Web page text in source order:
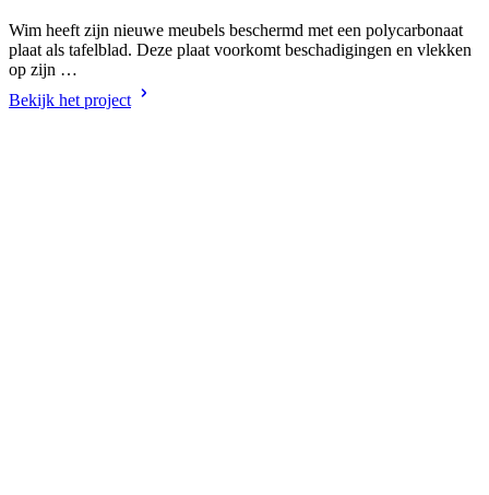
Wim heeft zijn nieuwe meubels beschermd met een polycarbonaat
plaat als tafelblad. Deze plaat voorkomt beschadigingen en vlekken
op zijn …
Bekijk het project